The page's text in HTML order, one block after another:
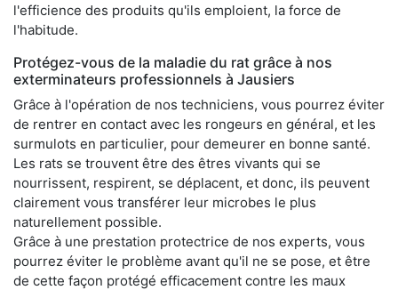
l'efficience des produits qu'ils emploient, la force de
l'habitude.
Protégez-vous de la maladie du rat grâce à nos
exterminateurs professionnels à Jausiers
Grâce à l'opération de nos techniciens, vous pourrez éviter
de rentrer en contact avec les rongeurs en général, et les
surmulots en particulier, pour demeurer en bonne santé.
Les rats se trouvent être des êtres vivants qui se
nourrissent, respirent, se déplacent, et donc, ils peuvent
clairement vous transférer leur microbes le plus
naturellement possible.
Grâce à une prestation protectrice de nos experts, vous
pourrez éviter le problème avant qu'il ne se pose, et être
de cette façon protégé efficacement contre les maux